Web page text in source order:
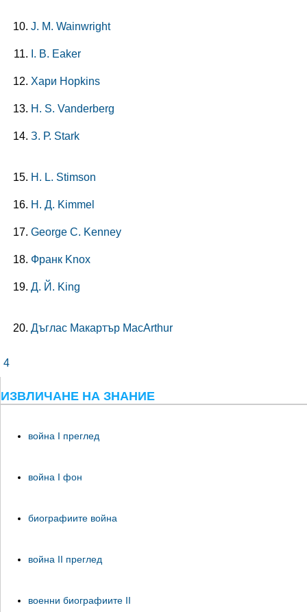
J. M. Wainwright
I. В. Eaker
Хари Hopkins
Н. S. Vanderberg
З. Р. Stark
H. L. Stimson
Н. Д. Kimmel
George C. Kenney
Франк Knox
Д. Й. King
Дъглас Макартър MacArthur
4
ИЗВЛИЧАНЕ НА ЗНАНИЕ
война I преглед
война I фон
биографиите война
война II преглед
военни биографиите II